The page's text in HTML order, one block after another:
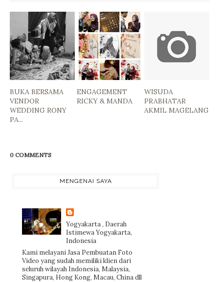
BUKA BERSAMA
VENDOR
WEDDING RONY
PA...
ENGAGEMENT
RICKY & MANDA
WISUDA
PRABHATAR
AKMIL MAGELANG
0 COMMENTS
MENGENAI SAYA
Yogyakarta , Daerah
Istimewa Yogyakarta,
Indonesia
Kami melayani Jasa Pembuatan Foto
Video yang sudah memiliki klien dari
seluruh wilayah Indonesia, Malaysia,
Singapura, Hong Kong, Macau, China dll